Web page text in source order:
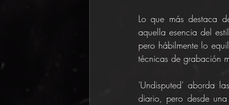
Lo que más destaca
aquella esencia del
pero hábilmente lo
técnicas de grabación
'Undisputed’ aborda
diario, pero desde